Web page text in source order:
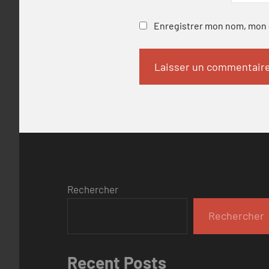
Enregistrer mon nom,
Rechercher
Rechercher
Recent Posts